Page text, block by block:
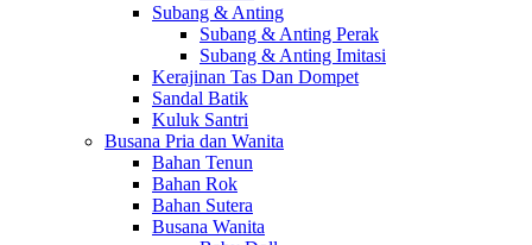
Subang & Anting
Subang & Anting Perak
Subang & Anting Imitasi
Kerajinan Tas Dan Dompet
Sandal Batik
Kuluk Santri
Busana Pria dan Wanita
Bahan Tenun
Bahan Rok
Bahan Sutera
Busana Wanita